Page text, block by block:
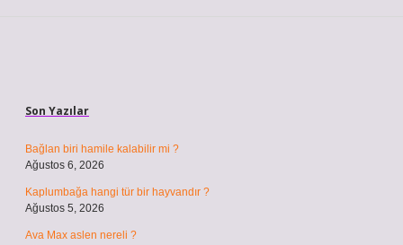
Son Yazılar
Bağlan biri hamile kalabilir mi ?
Ağustos 6, 2026
Kaplumbağa hangi tür bir hayvandır ?
Ağustos 5, 2026
Ava Max aslen nereli ?